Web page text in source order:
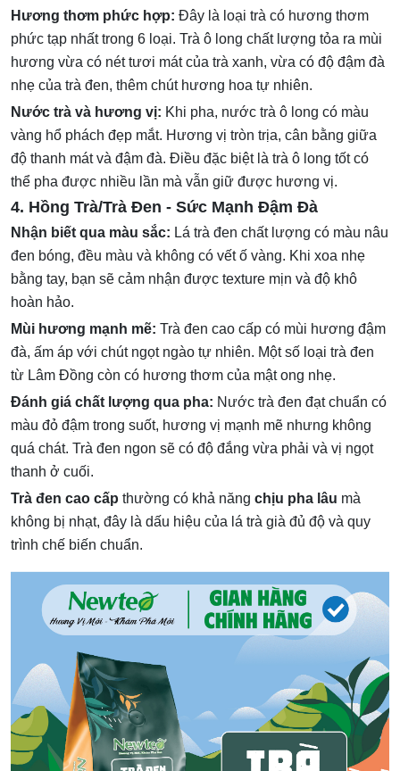
Hương thơm phức hợp: Đây là loại trà có hương thơm
phức tạp nhất trong 6 loại. Trà ô long chất lượng tỏa ra mùi
hương vừa có nét tươi mát của trà xanh, vừa có độ đậm đà
nhẹ của trà đen, thêm chút hương hoa tự nhiên.
Nước trà và hương vị: Khi pha, nước trà ô long có màu
vàng hổ phách đẹp mắt. Hương vị tròn trịa, cân bằng giữa
độ thanh mát và đậm đà. Điều đặc biệt là trà ô long tốt có
thể pha được nhiều lần mà vẫn giữ được hương vị.
4. Hồng Trà/Trà Đen - Sức Mạnh Đậm Đà
Nhận biết qua màu sắc: Lá trà đen chất lượng có màu nâu
đen bóng, đều màu và không có vết ố vàng. Khi xoa nhẹ
bằng tay, bạn sẽ cảm nhận được texture mịn và độ khô
hoàn hảo.
Mùi hương mạnh mẽ: Trà đen cao cấp có mùi hương đậm
đà, ấm áp với chút ngọt ngào tự nhiên. Một số loại trà đen
từ Lâm Đồng còn có hương thơm của mật ong nhẹ.
Đánh giá chất lượng qua pha: Nước trà đen đạt chuẩn có
màu đỏ đậm trong suốt, hương vị mạnh mẽ nhưng không
quá chát. Trà đen ngon sẽ có độ đắng vừa phải và vị ngọt
thanh ở cuối.
Trà đen cao cấp thường có khả năng chịu pha lâu mà
không bị nhạt, đây là dấu hiệu của lá trà già đủ độ và quy
trình chế biến chuẩn.